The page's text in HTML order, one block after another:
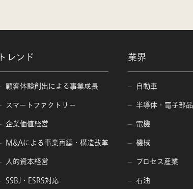
トレンド
顧客体験創出による事業成長
スマートファクトリー
企業価値経営
M&Aによる事業再編・構造改革
人的資本経営
SSBJ・ESRS対応
業界
自動車
半導体・電子部品
電機
機械
プロセス産業
石油